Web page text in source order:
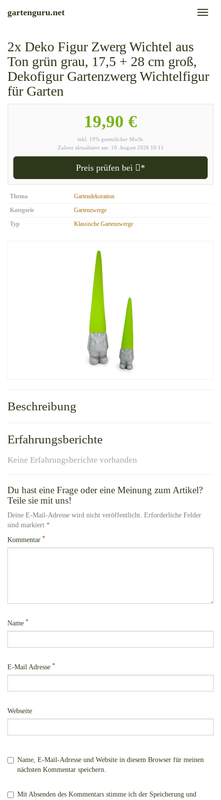
Toggle
gartenguru.net
2x Deko Figur Zwerg Wichtel aus
Ton grün grau, 17,5 + 28 cm groß,
Dekofigur Gartenzwerg Wichtelfigur
für Garten
19,90 €
inkl. 19% gesetzlicher MwSt.
Zuletzt aktualisiert am: 10. August 2026 10:11
Preis prüfen bei *
Thema
Gartendekoration
Kategorie
Gartenzwerge
Typ
Klassische Gartenzwerge
Beschreibung
Erfahrungsberichte
Keine Erfahrungsberichte vorhanden
Du hast eine Frage oder eine Meinung zum Artikel?
Teile sie mit uns!
Deine E-Mail-Adresse wird nicht veröffentlicht. Erforderliche Felder
sind markiert *
Kommentar *
Name *
E-Mail Adresse *
Webseite
Name, E-Mail-Adresse und Website in diesem Browser für meinen
nächsten Kommentar speichern.
Mit Absenden des Kommentars stimme ich der Speicherung und